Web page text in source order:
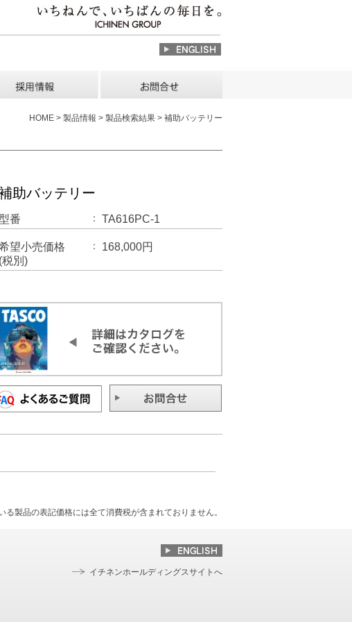
HOME > 製品情報 > 製品検索結果 > 補助バッテリー
助バッテリー
番 TA616PC-1
望小売価格
(税別)
168,000円
製品の表記価格には全て消費税が含まれておりません。
イチネンホールディングスサイトへ